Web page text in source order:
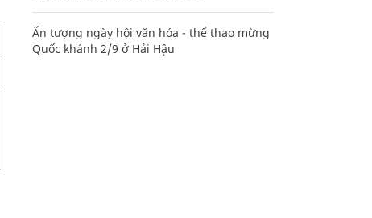
Ấn tượng ngày hội văn hóa - thể thao mừng
Quốc khánh 2/9 ở Hải Hậu